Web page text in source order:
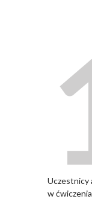
Uczestnicy
w